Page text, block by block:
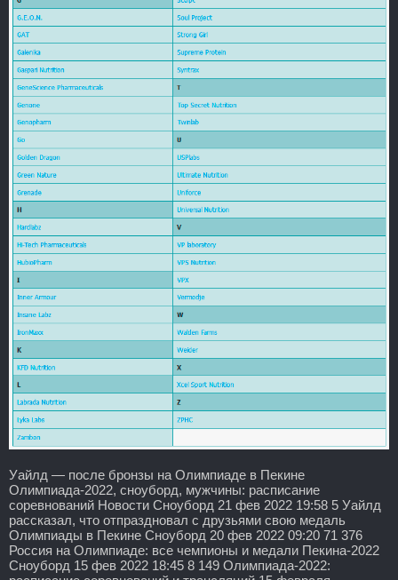
Уайлд — после бронзы на Олимпиаде в Пекине
Олимпиада-2022, сноуборд, мужчины: расписание
соревнований Новости Сноуборд 21 фев 2022 19:58 5 Уайлд
рассказал, что отпраздновал с друзьями свою медаль
Олимпиады в Пекине Сноуборд 20 фев 2022 09:20 71 376
Россия на Олимпиаде: все чемпионы и медали Пекина-2022
Сноуборд 15 фев 2022 18:45 8 149 Олимпиада-2022: